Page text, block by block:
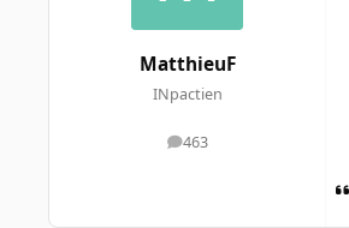
MatthieuF
INpactien
463
messages